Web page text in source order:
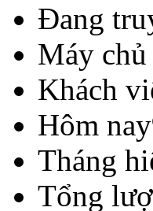
Đang
Máy
Khách
Hôm nay
Tháng
Tổng